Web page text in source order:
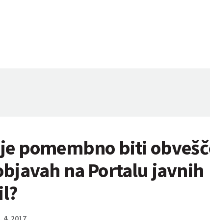
pomembno biti
na Portalu javnih
4. 2017